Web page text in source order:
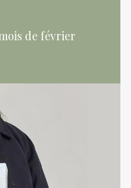
de février